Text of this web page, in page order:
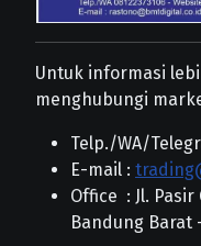
Untuk informasi
menghubungi
Telp./WA/
E-mail :
Office : Jl. Pasir
Bandung Barat